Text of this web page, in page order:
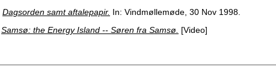
Dagsorden samt aftalepapir. In: Vindmøllemøde, 30 Nov 1998.
Samsø: the Energy Island -- Søren fra Samsø. [Video]